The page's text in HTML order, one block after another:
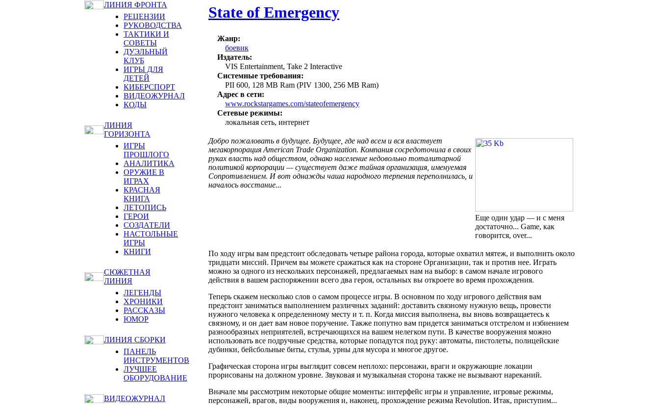
ЛИНИЯ ФРОНТА
РЕЦЕНЗИИ
РУКОВОДСТВА
ТАКТИКИ И
СОВЕТЫ
ДУЭЛЬНЫЙ
КЛУБ
ИГРЫ ДЛЯ
ДЕТЕЙ
КИБЕРСПОРТ
ВИДЕОЖУРНАЛ
КОДЫ
ЛИНИЯ
ГОРИЗОНТА
ИГРЫ
ПРОШЛОГО
АНАЛИТИКА
ОРУЖИЕ В
ИГРАХ
КРАСНАЯ
КНИГА
ЛЕТОПИСЬ
ГЕРОИ
СОЗДАТЕЛИ
НАСТОЛЬНЫЕ
ИГРЫ
КНИГИ
СЮЖЕТНАЯ
ЛИНИЯ
ЛЕГЕНДЫ
ХРОНИКИ
РАССКАЗЫ
ЮМОР
ЛИНИЯ СБОРКИ
ПАНЕЛЬ
ИНСТРУМЕНТОВ
ЛУЧШЕЕ
ОБОРУДОВАНИЕ
ВИДЕОЖУРНАЛ
State of Emergency
Жанр:
боевик
Издатель:
VIS Entertainment, Take 2 Interactive
Системные требования:
PII 600, 128 MB Ram (PIV 1300, 256 MB Ram)
Адрес в сети:
www.rockstargames.com/stateofemergency
Сетевые режимы:
локальная сеть, интернет
Еще один удар — и с меня
достаточно... Game, как
говорится, over...
Добро пожаловать в будущее. Будущее, где над всем и вся властвует
мегакорпорация American Trade Organization. Компания сосредоточила в своих
руках власть над обществом, однако население недовольно тоталитарной
политикой корпорации — существует даже тайная организация, именуемая
Сопротивлением. И вот однажды чаша народного терпения переполнилась, и
началось восстание...
По ходу игры вам предстоит обследовать четыре района города, которые охватил мятеж, и выполнить около
тридцати миссий. Причем вы можете сражаться как на стороне Организации, так и против нее. Играть
можно за одного из нескольких персонажей, предлагаемых нам на выбор: в самом начале игрового
действия в вашем распоряжении всего два героя, остальных вы откроете во время прохождения.
Теперь скажем несколько слов о самом процессе игры. В основном по ходу игрового действия вам
предстоит заниматься выполнением различных заданий: доставить связному нужную вещь, провести
нужного человека к определенному месту и т. п. Когда миссия выполнена, вы вновь возвращаетесь к
связному, и он дает вам новое поручение. Также попутно вам придется заниматься отстрелом и избиением
разнообразных неприятелей, встречающихся на вашем нелегком пути. В качестве вооружения можно
использовать все подручные средства, которые попадутся под руку: автоматы, пистолеты, полицейские
дубинки, бейсбольные биты, стулья, урны для мусора и многое другое.
Графическая сторона игры выглядит совсем неплохо: персонажи, враги и окружающие локации
прорисованы на должном уровне. Звуковая и музыкальная сторона также не вызывают нареканий.
Вначале мы рассмотрим некоторые общие моменты: интерфейс игры и управление, игровые режимы,
персонажей, врагов, виды вооружения и, наконец, прохождение режима Revolution. Итак, приступим...